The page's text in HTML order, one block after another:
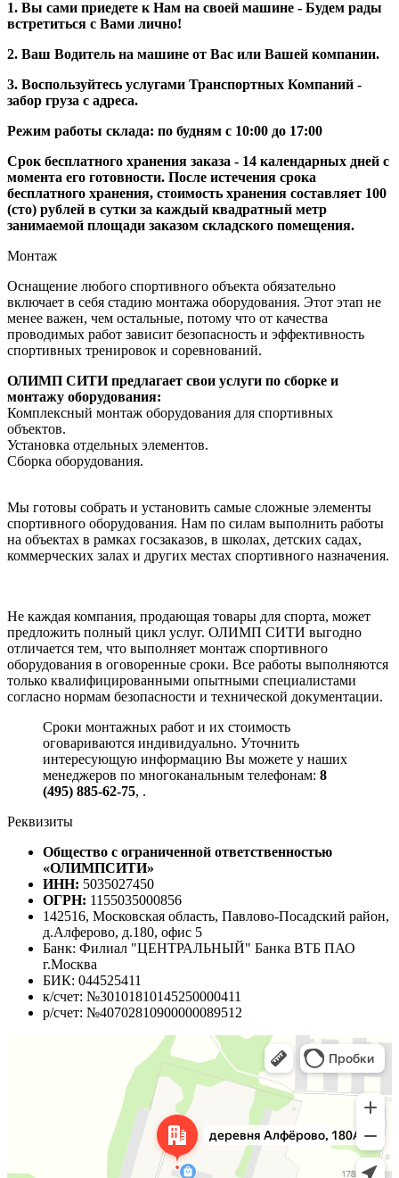
1. Вы сами приедете к Нам на своей машине - Будем рады
встретиться с Вами лично!
2. Ваш Водитель на машине от Вас или Вашей компании.
3. Воспользуйтесь услугами Транспортных Компаний -
забор груза с адреса.
Режим работы склада: по будням с 10:00 до 17:00
Срок бесплатного хранения заказа - 14 календарных дней с
момента его готовности. После истечения срока
бесплатного хранения, стоимость хранения составляет 100
(сто) рублей в сутки за каждый квадратный метр
занимаемой площади заказом складского помещения.
Монтаж
Оснащение любого спортивного объекта обязательно
включает в себя стадию монтажа оборудования. Этот этап не
менее важен, чем остальные, потому что от качества
проводимых работ зависит безопасность и эффективность
спортивных тренировок и соревнований.
ОЛИМП СИТИ предлагает свои услуги по сборке и
монтажу оборудования:
Комплексный монтаж оборудования для спортивных
объектов.
Установка отдельных элементов.
Сборка оборудования.
Мы готовы собрать и установить самые сложные элементы
спортивного оборудования. Нам по силам выполнить работы
на объектах в рамках госзаказов, в школах, детских садах,
коммерческих залах и других местах спортивного назначения.
Не каждая компания, продающая товары для спорта, может
предложить полный цикл услуг. ОЛИМП СИТИ выгодно
отличается тем, что выполняет монтаж спортивного
оборудования в оговоренные сроки. Все работы выполняются
только квалифицированными опытными специалистами
согласно нормам безопасности и технической документации.
Сроки монтажных работ и их стоимость
оговариваются индивидуально. Уточнить
интересующую информацию Вы можете у наших
менеджеров по многоканальным телефонам: 8
(495) 885-62-75, .
Реквизиты
Общество с ограниченной ответственностью
«ОЛИМПСИТИ»
ИНН: 5035027450
ОГРН: 1155035000856
142516, Московская область, Павлово-Посадский район,
д.Алферово, д.180, офис 5
Банк: Филиал "ЦЕНТРАЛЬНЫЙ" Банка ВТБ ПАО
г.Москва
БИК: 044525411
к/счет: №30101810145250000411
р/счет: №40702810900000089512